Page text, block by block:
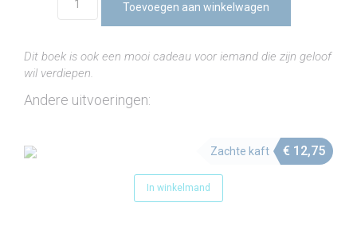
heilige
(e-
book)
Toevoegen aan winkelwagen
Dit boek is ook een mooi cadeau voor iemand die zijn geloof
wil verdiepen.
Andere uitvoeringen:
€ 12,75
Zachte kaft
In winkelmand